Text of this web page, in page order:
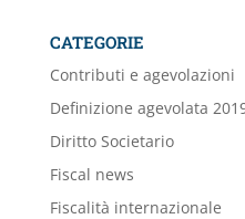
CATEGORIE
Contributi e agevolazioni
Definizione agevolata
Diritto Societario
Fiscal news
Fiscalità internazionale